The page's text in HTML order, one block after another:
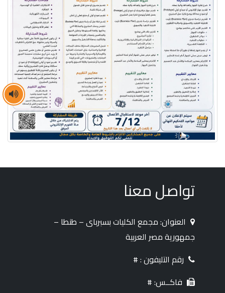
تواصل معنا
العنوان: مجمع الكليات بسبرباى – طنطا –
جمهورية مصر العربية
رقم التليفون : #
فاكــس: #